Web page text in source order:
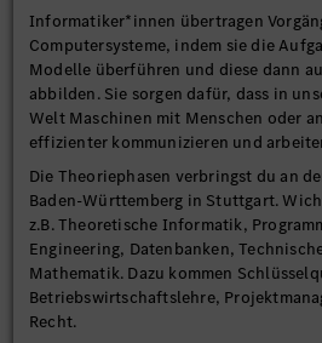
Informatiker*innen übertragen
Computersysteme, indem sie die
Modelle überführen und diese dann
abbilden. Sie sorgen dafür, dass in
Welt Maschinen mit Menschen oder
effizienter kommunizieren und
Die Theoriephasen verbringst du an
Baden-Württemberg in Stuttgart.
z.B. Theoretische Informatik,
Engineering, Datenbanken,
Mathematik. Dazu kommen
Betriebswirtschaftslehre,
Recht.